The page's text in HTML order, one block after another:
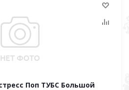
Поп ТУБС Большой